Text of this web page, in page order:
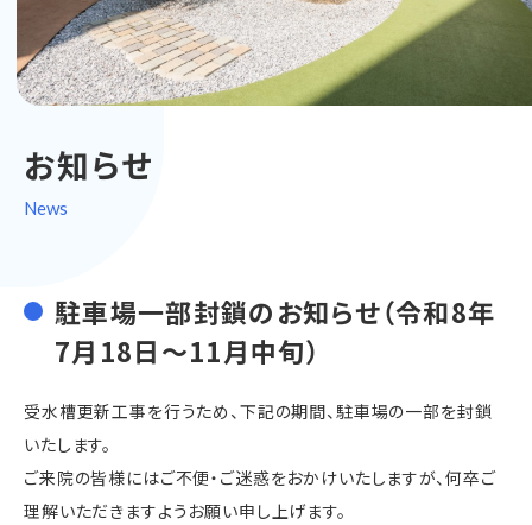
お知らせ
News
駐車場一部封鎖のお知らせ（令和8年
7月18日～11月中旬）
受水槽更新工事を行うため、下記の期間、駐車場の一部を封鎖
いたします。
ご来院の皆様にはご不便・ご迷惑をおかけいたしますが、何卒ご
理解いただきますようお願い申し上げます。